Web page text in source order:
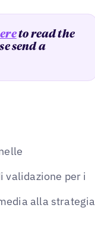
to read the
send a
validazione per i
alla strategia